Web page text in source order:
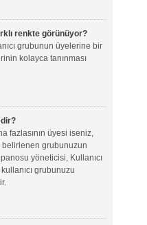
renkte görünüyor?
grubunun üyelerine bir
kolayca tanınması
fazlasının üyesi iseniz,
belirlenen grubunuzun
yöneticisi, Kullanıcı
grubunuzu